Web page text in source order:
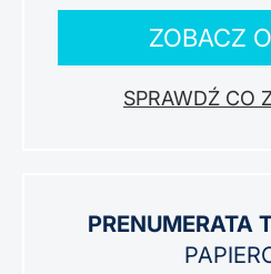
ZOBACZ
PRENUMERATA